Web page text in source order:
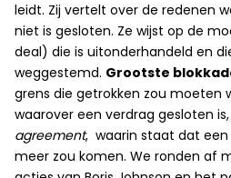
leidt. Zij vertelt over de redenen
niet is gesloten. Ze wijst op de
deal) die is uitonderhandeld en
weggestemd. Grootste
grens die getrokken zou moeten
waarover een verdrag gesloten
agreement, waarin staat dat een
meer zou komen. We ronden af